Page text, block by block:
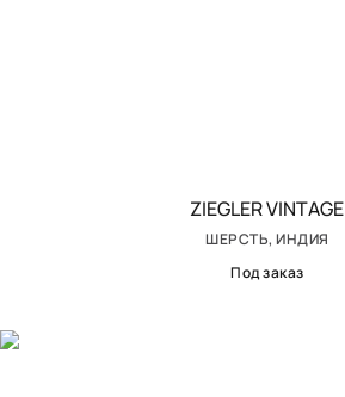
ZIEGLER VINTAGE
ШЕРСТЬ, ИНДИЯ
Под заказ